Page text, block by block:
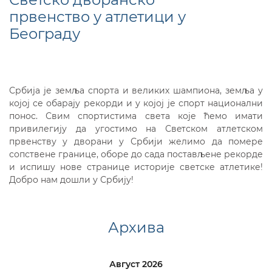
првенство у атлетици у
Београду
Србија је земља спорта и великих шампиона, земља у
којој се обарају рекорди и у којој је спорт национални
понос. Свим спортистима света које ћемо имати
привилегију да угостимо на Свeтском атлетском
првенству у дворани у Србији желимо да помере
сопствене границе, оборе до сада постављене рекорде
и испишу нове странице историје светске атлетике!
Добро нам дошли у Србију!
Архива
Август 2026